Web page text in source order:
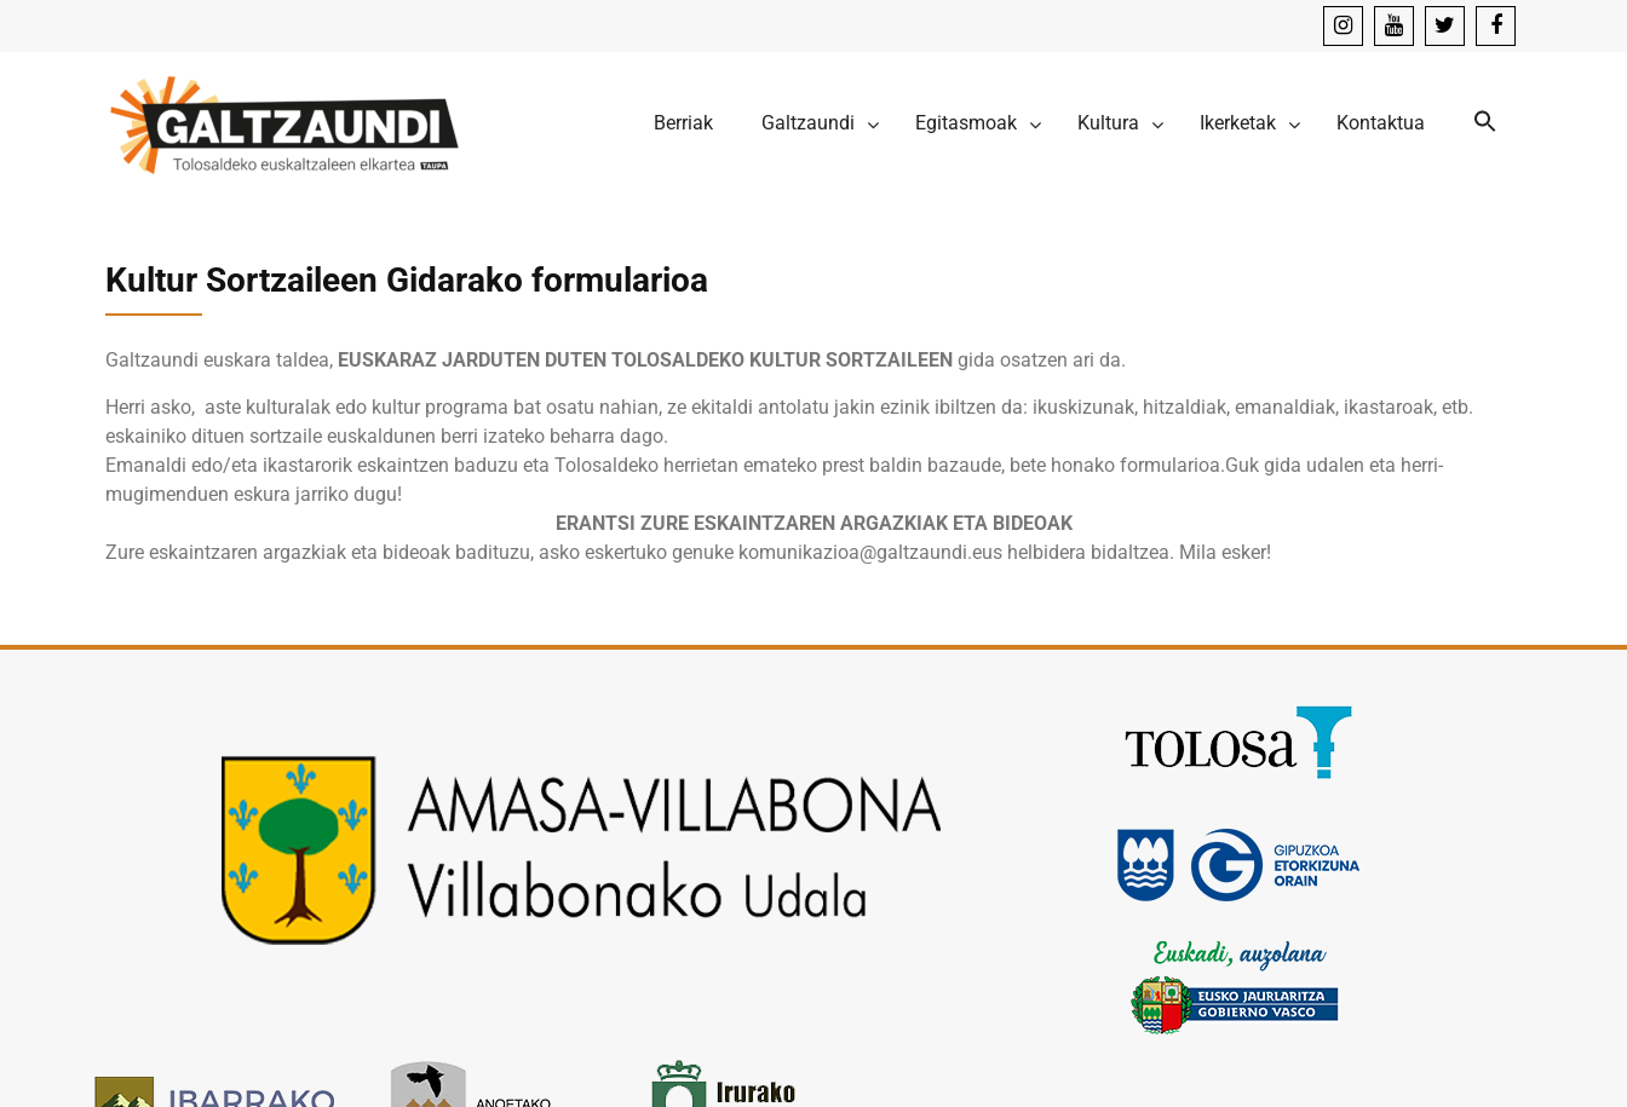
Berriak Galtzaundi Egitasmoak Kultura Ikerketak Kontaktua
Kultur Sortzaileen Gidarako formularioa
Galtzaundi euskara taldea, EUSKARAZ JARDUTEN DUTEN TOLOSALDEKO KULTUR SORTZAILEEN gida osatzen ari da.
Herri asko, aste kulturalak edo kultur programa bat osatu nahian, ze ekitaldi antolatu jakin ezinik ibiltzen da: ikuskizunak, hitzaldiak, emanaldiak, ikastaroak, etb.
eskainiko dituen sortzaile euskaldunen berri izateko beharra dago.
Emanaldi edo/eta ikastarorik eskaintzen baduzu eta Tolosaldeko herrietan emateko prest baldin bazaude, bete honako formularioa.Guk gida udalen eta herri-
mugimenduen eskura jarriko dugu!
ERANTSI ZURE ESKAINTZAREN ARGAZKIAK ETA BIDEOAK
Zure eskaintzaren argazkiak eta bideoak badituzu, asko eskertuko genuke komunikazioa@galtzaundi.eus helbidera bidaltzea. Mila esker!